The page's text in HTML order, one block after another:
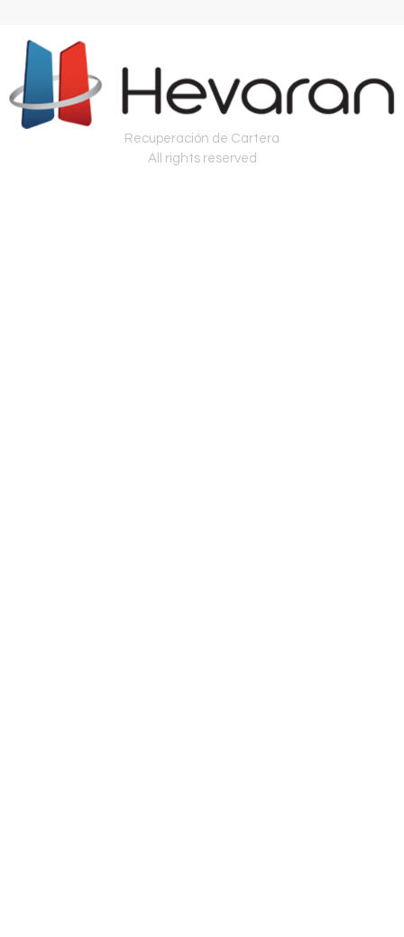
Recuperación de Cartera
All rights reserved